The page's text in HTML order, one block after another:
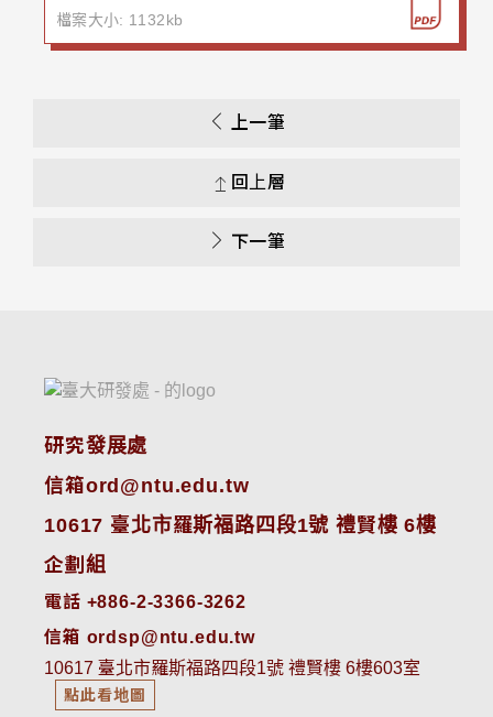
檔案大小: 1132kb
上一筆
回上層
下一筆
研究發展處
信箱ord@ntu.edu.tw
10617 臺北市羅斯福路四段1號 禮賢樓 6樓
企劃組
電話 +886-2-3366-3262
信箱 ordsp@ntu.edu.tw
10617 臺北市羅斯福路四段1號 禮賢樓 6樓603室
點此看地圖